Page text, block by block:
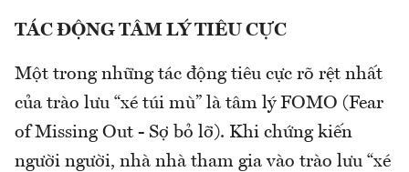
TÁC ĐỘNG TÂM LÝ TIÊU CỰC
Một trong những tác động tiêu cực rõ rệt nhất
của trào lưu “xé túi mù” là tâm lý FOMO (Fear
of Missing Out - Sợ bỏ lỡ). Khi chứng kiến
người người, nhà nhà tham gia vào trào lưu “xé